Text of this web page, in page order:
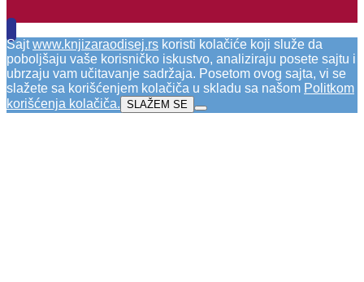
Sajtwww.knjizaraodisej.rs koristi kolačiće koji služe da
poboljšaju vaše korisničko iskustvo, analiziraju posete sajtu i
ubrzaju vam učitavanje sadržaja. Posetom ovog sajta, vi se
slažete sa korišćenjem kolačiča u skladu sa našom Politkom
korišćenja kolačiča. SLAŽEM SE